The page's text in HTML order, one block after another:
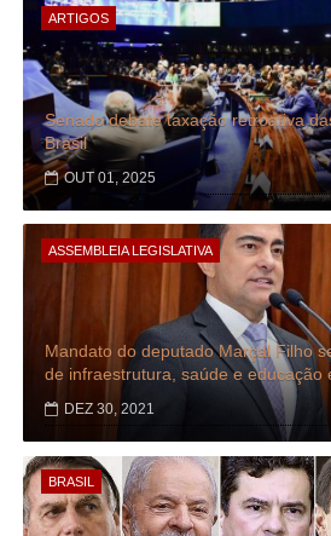
ARTIGOS
Senado debate taxação retroativa
Brasil
OUT 01, 2025
ASSEMBLEIA LEGISLATIVA
Mandato do deputado Marçal Filho
de infraestrutura, saúde e educação
DEZ 30, 2021
BRASIL